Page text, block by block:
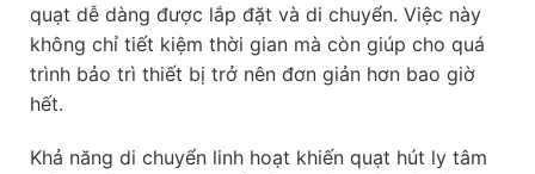
quạt dễ dàng được lắp đặt và di chuyển. Việc này
không chỉ tiết kiệm thời gian mà còn giúp cho quá
trình bảo trì thiết bị trở nên đơn giản hơn bao giờ
hết.
Khả năng di chuyển linh hoạt khiến quạt hút ly tâm